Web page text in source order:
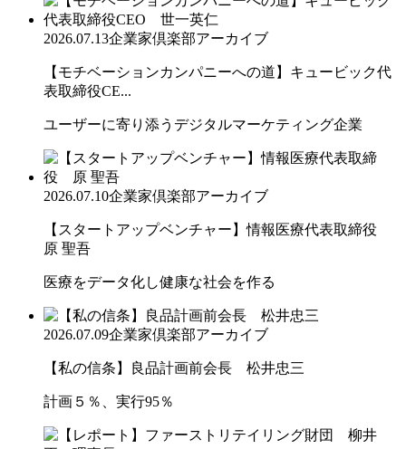
2026.07.13企業家倶楽部アーカイブ
【モチベーションカンパニーへの道】キュービック代
表取締役CE...
ユーザーに寄り添うデジタルマーケティング企業
2026.07.10企業家倶楽部アーカイブ
【スタートアップベンチャー】情報医療代表取締役
原 聖吾
医療をデータ化し健康な社会を作る
2026.07.09企業家倶楽部アーカイブ
【私の信条】良品計画前会長 松井忠三
計画５％、実行95％